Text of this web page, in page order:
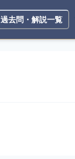
過去問・解説一覧